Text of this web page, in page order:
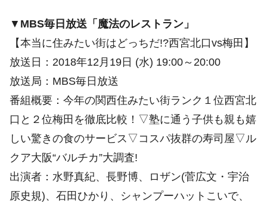
▼ MBS毎日放送「魔法のレストラン」
【本当に住みたい街はどっちだ!?西宮北口vs梅田】
放送日：2018年12月19日 (水) 19:00～20:00
放送局：MBS毎日放送
番組概要：今年の関西住みたい街ランク１位西宮北
口と２位梅田を徹底比較！▽塾に通う子供も親も嬉
しい驚きの食のサービス▽コスパ抜群の寿司屋▽ル
クア大阪“バルチカ”大調査!
出演者：水野真紀、長野博、ロザン(菅広文・宇治
原史規)、石田ひかり、シャンプーハットこいで、